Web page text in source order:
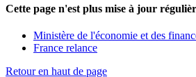
Cette page n'est plus mise à jour
Ministère de l'économie et des
France relance
Retour en haut de page